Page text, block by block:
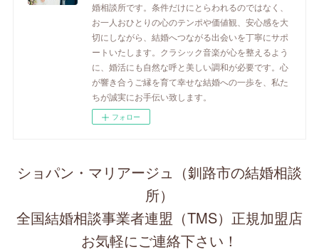
婚相談所です。条件だけにとらわれるのではなく、
お一人おひとりの心のテンポや価値観、安心感を大
切にしながら、結婚へつながる出会いを丁寧にサポ
ートいたします。クラシック音楽が心を整えるよう
に、婚活にも自然な呼と美しい調和が必要です。心
が響き合うご縁を育て幸せな結婚への一歩を、私た
ちが誠実にお手伝い致します。
フォロー
ショパン・マリアージュ（釧路市の結婚相談
所）
全国結婚相談事業者連盟（TMS）正規加盟店
お気軽にご連絡下さい！